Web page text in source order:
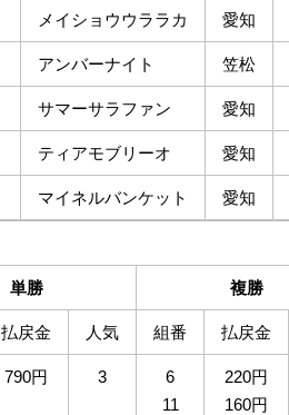
メイショウウララカ 愛知
アンバーナイト 笠松
サマーサラファン 愛知
ティアモブリーオ 愛知
マイネルバンケット 愛知
単勝 複勝
払戻金 人気 組番 払戻金
790円 3
6
11
220円
160円